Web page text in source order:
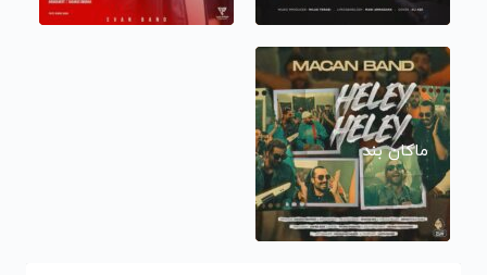
ماکان بند